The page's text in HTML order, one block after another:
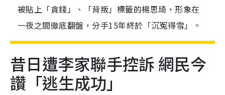
被貼上「貪錢」、「背叛」標籤的楊思琦，形象在
一夜之間徹底翻盤，分手15年終於「沉冤得雪」。
昔日遭李家聯手控訴 網民今
讚「逃生成功」